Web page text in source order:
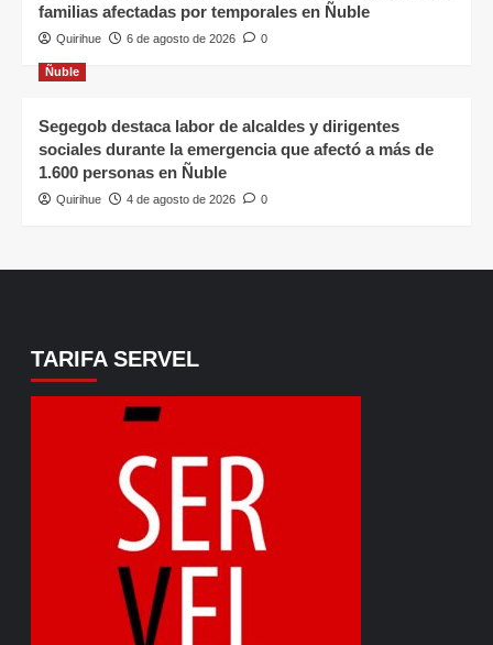
familias afectadas por temporales en Ñuble
Quirihue 6 de agosto de 2026 0
Ñuble
Segegob destaca labor de alcaldes y dirigentes
sociales durante la emergencia que afectó a más de
1.600 personas en Ñuble
Quirihue 4 de agosto de 2026 0
TARIFA SERVEL